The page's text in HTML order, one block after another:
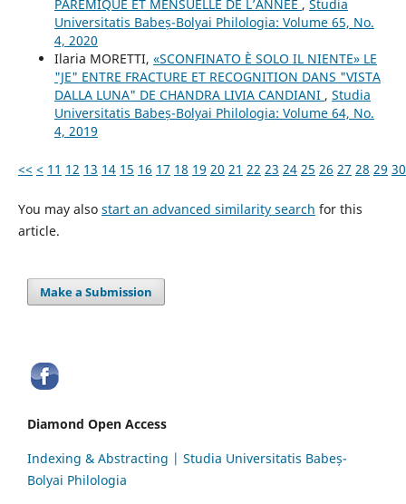
PARÉMIQUE ET MENSUELLE DE L’ANNÉE , Studia
Universitatis Babeș-Bolyai Philologia: Volume 65, No.
4, 2020
Ilaria MORETTI, «SCONFINATO È SOLO IL NIENTE» LE
"JE" ENTRE FRACTURE ET RECOGNITION DANS "VISTA
DALLA LUNA" DE CHANDRA LIVIA CANDIANI , Studia
Universitatis Babeș-Bolyai Philologia: Volume 64, No.
4, 2019
<< < 11 12 13 14 15 16 17 18 19 20 21 22 23 24 25 26 27 28 29 30
You may also start an advanced similarity search for this
article.
Make a Submission
Diamond Open Access
Indexing & Abstracting | Studia Universitatis Babeș-
Bolyai Philologia